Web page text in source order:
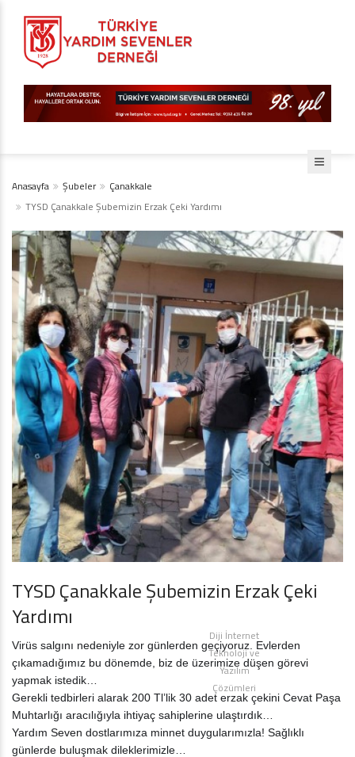
Anasayfa Şubeler
Çanakkale
TYSD Çanakkale Şubemizin Erzak Çeki Yardımı
TYSD Çanakkale Şubemizin Erzak Çeki
Yardımı
Virüs salgını nedeniyle zor günlerden geçiyoruz. Evlerden
çıkamadığımız bu dönemde, biz de üzerimize düşen görevi
yapmak istedik…
Gerekli tedbirleri alarak 200 Tl’lik 30 adet erzak çekini Cevat Paşa
Muhtarlığı aracılığıyla ihtiyaç sahiplerine ulaştırdık…
Yardım Seven dostlarımıza minnet duygularımızla! Sağlıklı
günlerde buluşmak dileklerimizle…
Diji İnternet
Teknoloji ve
Yazılım
Çözümleri